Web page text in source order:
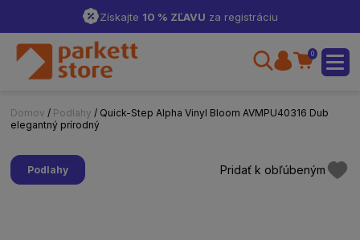
Získajte 10 % ZĽAVU za registráciu
0
Domov / Podlahy / Quick-Step Alpha Vinyl Bloom AVMPU40316 Dub
elegantný prírodný
Podlahy Pridať k obľúbeným